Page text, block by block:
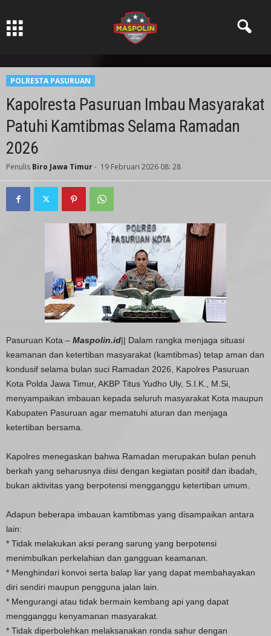
POLRESTA PASURUAN
Kapolresta Pasuruan Imbau Masyarakat
Patuhi Kamtibmas Selama Ramadan
2026
Penulis Biro Jawa Timur- 19 Februari 2026 08: 28
Pasuruan Kota – Maspolin.id|| Dalam rangka menjaga situasi
keamanan dan ketertiban masyarakat (kamtibmas) tetap aman dan
kondusif selama bulan suci Ramadan 2026, Kapolres Pasuruan
Kota Polda Jawa Timur, AKBP Titus Yudho Uly, S.I.K., M.Si,
menyampaikan imbauan kepada seluruh masyarakat Kota maupun
Kabupaten Pasuruan agar mematuhi aturan dan menjaga
ketertiban bersama.
Kapolres menegaskan bahwa Ramadan merupakan bulan penuh
berkah yang seharusnya diisi dengan kegiatan positif dan ibadah,
bukan aktivitas yang berpotensi mengganggu ketertiban umum.
Adapun beberapa imbauan kamtibmas yang disampaikan antara
lain:
* Tidak melakukan aksi perang sarung yang berpotensi
menimbulkan perkelahian dan gangguan keamanan.
* Menghindari konvoi serta balap liar yang dapat membahayakan
diri sendiri maupun pengguna jalan lain.
* Mengurangi atau tidak bermain kembang api yang dapat
mengganggu kenyamanan masyarakat.
* Tidak diperbolehkan melaksanakan ronda sahur dengan